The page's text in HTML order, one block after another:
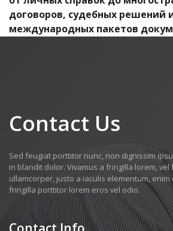
договоров, судебных решений
международных пакетов
Contact Us
Sed feugiat porttitor nunc, non dignissim
in blandit dolor. Vivamus a fringilla lorem,
ullamcorper, justo a iaculis elementum, enim
fringilla porttitor lorem eros vel odio.